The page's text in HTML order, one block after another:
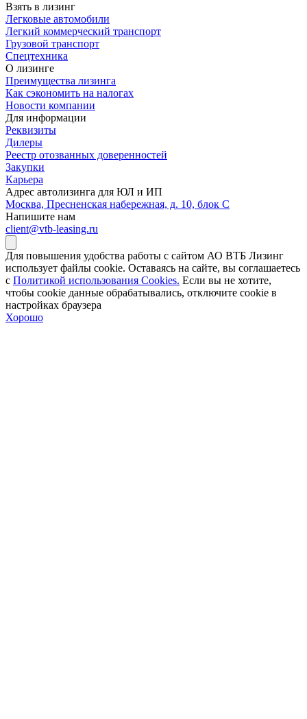
Взять в лизинг
Легковые автомобили
Легкий коммерческий транспорт
Грузовой транспорт
Спецтехника
О лизинге
Преимущества лизинга
Как сэкономить на налогах
Новости компании
Для информации
Реквизиты
Дилеры
Реестр отозванных доверенностей
Закупки
Карьера
Адрес автолизинга для ЮЛ и ИП
Москва, Пресненская набережная, д. 10, блок С
Напишите нам
client@vtb-leasing.ru
Для повышения удобства работы с сайтом АО ВТБ Лизинг
использует файлы cookie. Оставаясь на сайте, вы соглашаетесь
с Политикой использования Cookies. Если вы не хотите,
чтобы сookie данные обрабатывались, отключите cookie в
настройках браузера
Хорошо